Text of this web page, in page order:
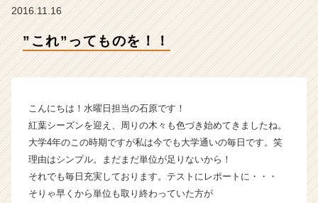
タ
ム
イ
ン】
ベ
ン
チ
ャ
2016.11.16
”これ”ってものを！！
こんにちは！水曜日担当の石原です！
紅葉シーズンを迎え、周りの木々も色づき始めてきましたね。
大学4年のこの時期ですが私は今でも大学通いの毎日です。笑
理由はシンプル。まだまだ単位が足りないから！
それでも毎日充実しております。テストにレポートに・・・
そりゃ早くから単位も取り終わっていた方が